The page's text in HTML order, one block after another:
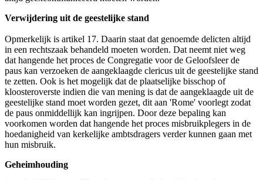
Verwijdering uit de geestelijke stand
Opmerkelijk is artikel 17. Daarin staat dat genoemde delicten altijd
in een rechtszaak behandeld moeten worden. Dat neemt niet weg
dat hangende het proces de Congregatie voor de Geloofsleer de
paus kan verzoeken de aangeklaagde clericus uit de geestelijke stand
te zetten. Ook is het mogelijk dat de plaatselijke bisschop of
kloosteroverste indien die van mening is dat de aangeklaagde uit de
geestelijke stand moet worden gezet, dit aan 'Rome' voorlegt zodat
de paus onmiddellijk kan ingrijpen. Door deze bepaling kan
voorkomen worden dat hangende het proces misbruikplegers in de
hoedanigheid van kerkelijke ambtsdragers verder kunnen gaan met
hun misbruik.
Geheimhouding